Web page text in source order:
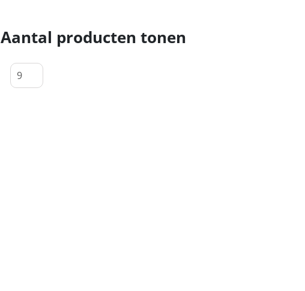
Aantal producten tonen